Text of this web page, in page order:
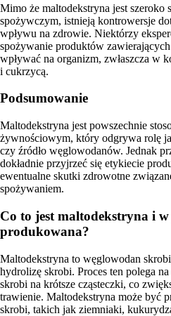
Mimo że maltodekstryna jest szeroko
spożywczym, istnieją kontrowersje
wpływu na zdrowie. Niektórzy
spożywanie produktów
wpływać na organizm, zwłaszcza w
i cukrzycą.
Podsumowanie
Maltodekstryna jest powszechnie
żywnościowym, który odgrywa rolę
czy źródło węglowodanów. Jednak
dokładnie przyjrzeć się etykiecie
ewentualne skutki zdrowotne
spożywaniem.
Co to jest maltodekstryna i
produkowana?
Maltodekstryna to węglowodan
hydrolizę skrobi. Proces ten polega na
skrobi na krótsze cząsteczki, co
trawienie. Maltodekstryna może być
skrobi, takich jak ziemniaki,